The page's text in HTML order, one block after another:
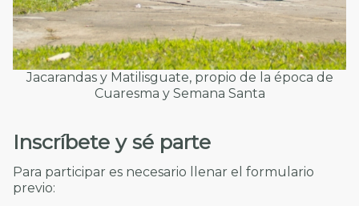
Jacarandas y Matilisguate, propio de la época de
Cuaresma y Semana Santa
Inscríbete y sé parte
Para participar es necesario llenar el formulario
previo: